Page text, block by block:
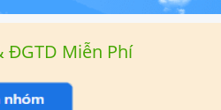
ĐGTD Miễn Phí